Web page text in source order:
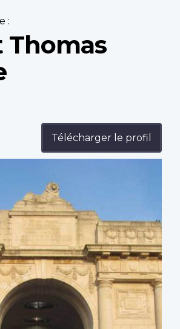
:
Thomas
Télécharger le profil